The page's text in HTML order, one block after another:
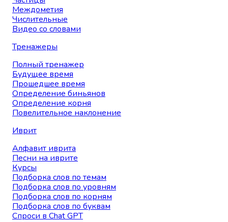
Междометия
Числительные
Видео со словами
Тренажеры
Полный тренажер
Будущее время
Прошедшее время
Определение биньянов
Определение корня
Повелительное наклонение
Иврит
Алфавит иврита
Песни на иврите
Курсы
Подборка слов по темам
Подборка слов по уровням
Подборка слов по корням
Подборка слов по буквам
Спроси в Chat GPT